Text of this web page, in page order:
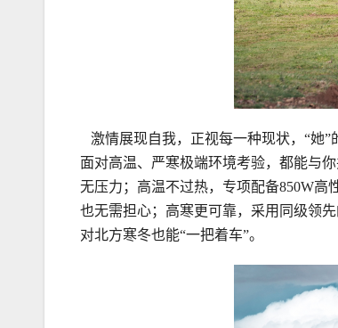
激情展现自我，正视每一种现状，“她”
面对高温、严寒极端环境考验，都能与
无压力；高温不过热，专项配备850W高
也无需担心；高寒更可靠，采用同级领
对北方寒冬也能“一把着车”。